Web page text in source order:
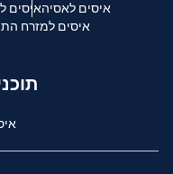
איסים לאסיהאיסים
איסים למזרח